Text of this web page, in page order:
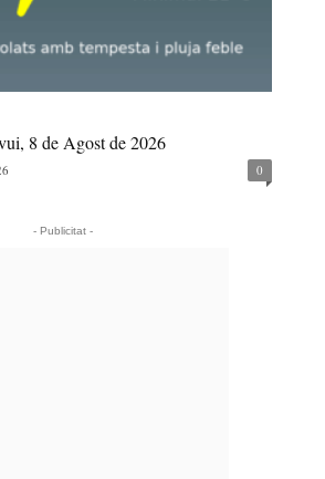
8 de Agost de 2026
0
- Publicitat -